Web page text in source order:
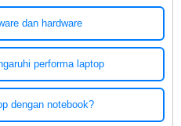
dan hardware
performa laptop
dengan notebook?